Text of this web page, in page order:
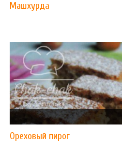
Машхурда
Ореховый пирог